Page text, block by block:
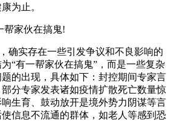
为止。
帮家伙在搞鬼!
确实存在一些引发争议和不良影响的
“有一帮家伙在搞鬼”，而是一些复杂
的出现，具体如下：封控期间专家言
分专家发表诸如疫情扩散死亡数量惊
生育、鼓动放开是境外势力阴谋等言
信息不流通的群体，如老人等感到恐